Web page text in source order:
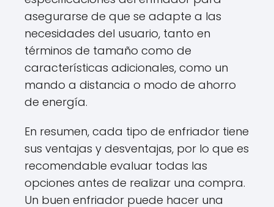
asegurarse de que se adapte a las
necesidades del usuario, tanto en
términos de tamaño como de
características adicionales, como un
mando a distancia o modo de ahorro
de energía.
En resumen, cada tipo de enfriador tiene
sus ventajas y desventajas, por lo que es
recomendable evaluar todas las
opciones antes de realizar una compra.
Un buen enfriador puede hacer una